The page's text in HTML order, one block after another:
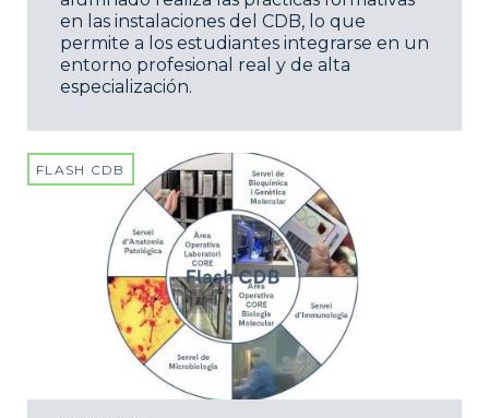
en las instalaciones del CDB, lo que
permite a los estudiantes integrarse en un
entorno profesional real y de alta
especialización.
FLASH CDB